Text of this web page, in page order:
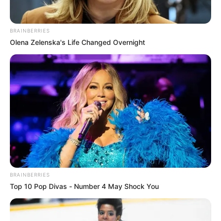
Messi despegó muy rápido, pues abrió el marcador con
solo 3 minutos de juego, tras aprovechar la asistencia
que le puso Neymar
, quien luego dejo muchas dudas en
BRAINBERRIES
Olena Zelenska's Life Changed Overnight
BRAINBERRIES
Top 10 Pop Divas - Number 4 May Shock You